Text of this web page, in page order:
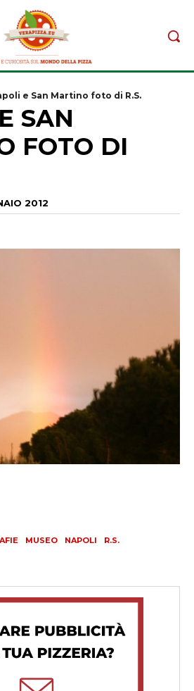
e San Martino foto di R.S.
SAN
FOTO DI
2012
MUSEO NAPOLI
R.S.